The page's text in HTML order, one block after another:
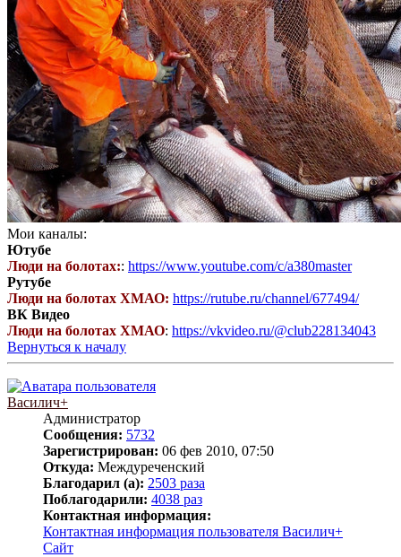
Мои каналы:
Ютубе
Люди на болотах:: https://www.youtube.com/c/a380master
Рутубе
Люди на болотах ХМАО: https://rutube.ru/channel/677494/
ВК Видео
Люди на болотах ХМАО: https://vkvideo.ru/@club228134043
Вернуться к началу
Василич+
Администратор
Сообщения: 5732
Зарегистрирован: 06 фев 2010, 07:50
Откуда: Междуреченский
Благодарил (а): 2503 раза
Поблагодарили: 4038 раз
Контактная информация:
Контактная информация пользователя Василич+
Сайт